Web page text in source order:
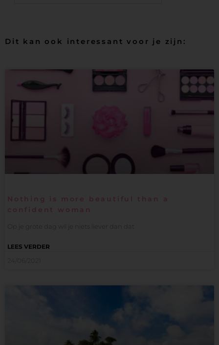
Dit kan ook interessant voor je zijn:
Nothing is more beautiful than a
confident woman
Op je grote dag wil je niets liever dan dat
LEES VERDER